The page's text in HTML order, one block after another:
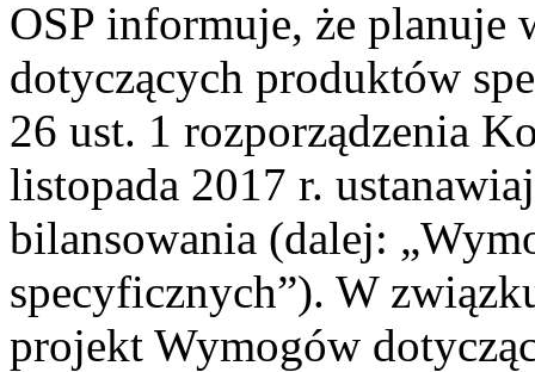
OSP informuje, że planuje
dotyczących produktów
26 ust. 1 rozporządzenia
listopada 2017 r.
bilansowania (dalej:
specyficznych”). W
projekt Wymogów